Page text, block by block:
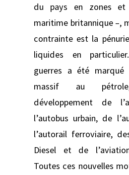
du pays en zones et
maritime britannique –,
contrainte est la
liquides en
guerres a été marqué
massif au
développement de
l’autobus urbain, de
l’autorail ferroviaire,
Diesel et de
Toutes ces nouvelles